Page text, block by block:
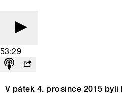
53:29
V pátek 4. prosince 2015